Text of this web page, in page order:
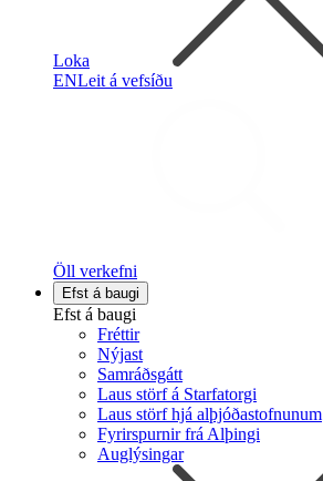
Loka
ENLeit á vefsíðu
Öll verkefni
Efst á baugi
Efst á baugi
Fréttir
Nýjast
Samráðsgátt
Laus störf á Starfatorgi
Laus störf hjá alþjóðastofnunum
Fyrirspurnir frá Alþingi
Auglýsingar